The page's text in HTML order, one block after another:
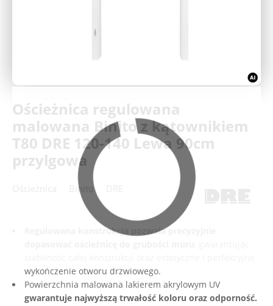
Ościeżnica regulowana
malowana Binito z kątownikiem
T80 DRE 120-140 Lewa 90cm
przylgowa
Binito
Regulowana konstrukcja pozwala precyzyjnie
wykończenie otworu drzwiowego.
Powierzchnia malowana lakierem akrylowym UV
gwarantuje najwyższą trwałość koloru oraz odporność.